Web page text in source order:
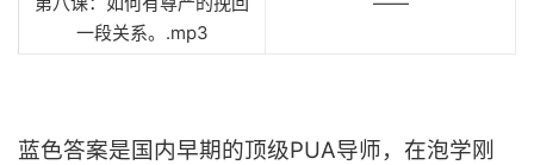
一段关系。.mp3
蓝色答案是国内早期的顶级PUA导师，在泡学刚